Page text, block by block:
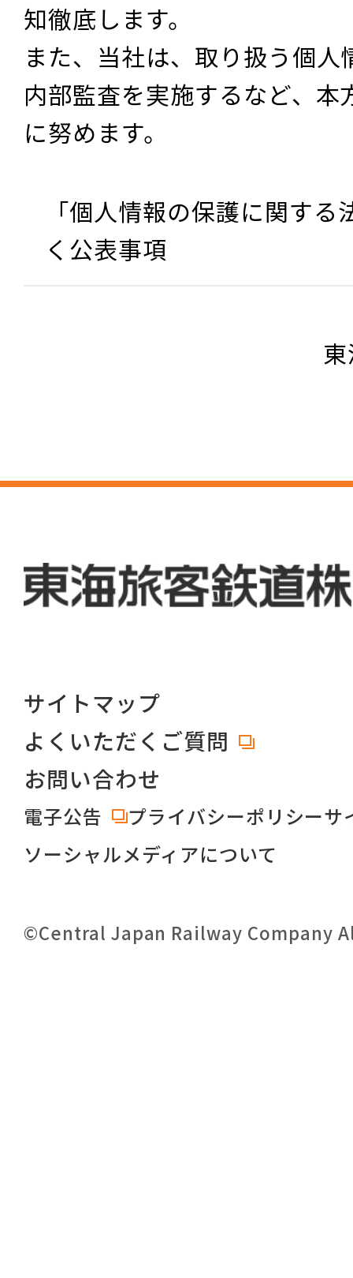
知徹底します。
また、当社は、取り扱う個
内部監査を実施するなど、本
に努めます。
「個人情報の保護に関する
く公表事項
サイトマップ
よくいただくご質問
お問い合わせ
電子公告 プライバシーポリシーサ
ソーシャルメディアについて
©Central Japan Railway Company